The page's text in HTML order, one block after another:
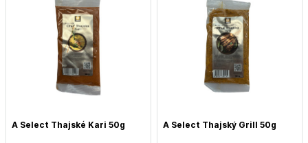
A Select Thajské Kari 50g A Select Thajský Grill 50g